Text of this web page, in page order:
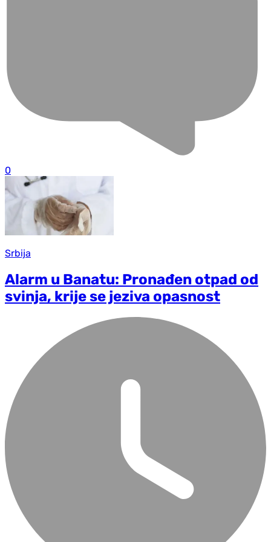
0
Srbija
Alarm u Banatu: Pronađen otpad od
svinja, krije se jeziva opasnost